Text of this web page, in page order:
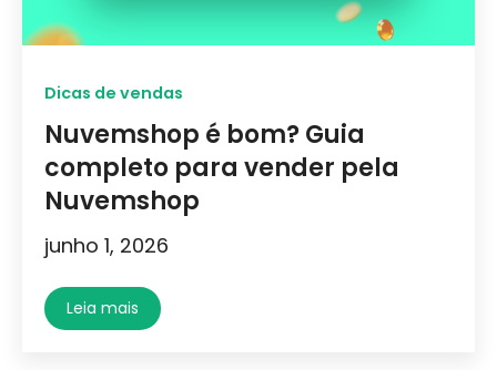
Dicas de vendas
Nuvemshop é bom? Guia
completo para vender pela
Nuvemshop
junho 1, 2026
Leia mais